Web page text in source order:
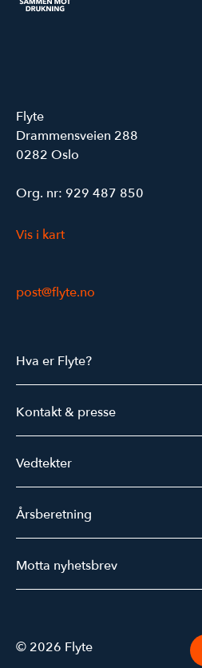
Flyte
Drammensveien 288
0282 Oslo
Org. nr: 929 487 850
Vis i kart
post@flyte.no
Hva er Flyte?
Kontakt & presse
Vedtekter
Årsberetning
Motta nyhetsbrev
© 2026 Flyte